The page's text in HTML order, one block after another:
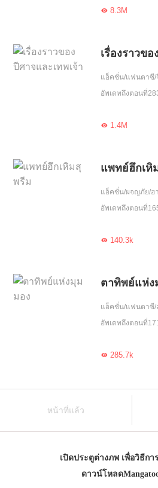
8.3M
เรื่องราวข
อัพเดทถึงตอนที่
1.4M
แพทย์ฮึกเหิ
อัพเดทถึงตอนที่
140.3k
ตาทิพย์แห่ง
อัพเดทถึงตอนที่
285.7k
หน้าที่แล้ว
เปิดประตูต่างภพ เพื่อวิธีกา
ดาวน์โหลด